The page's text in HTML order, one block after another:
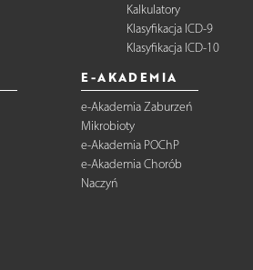
Kalkulatory
Klasyfikacja ICD-9
Klasyfikacja ICD-10
E-AKADEMIA
e-Akademia Zaburzeń
Mikrobioty
e-Akademia POChP
e-Akademia Chorób
Naczyń